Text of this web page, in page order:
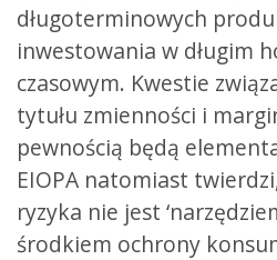
długoterminowych
inwestowania w długim
czasowym. Kwestie
tytułu zmienności i
pewnością będą
EIOPA natomiast
ryzyka nie jest
środkiem ochrony